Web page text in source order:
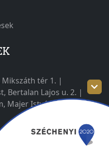
Mikszáth tér 1. |
Bertalan Lajos u. 2. |
Majer István út 1–3.